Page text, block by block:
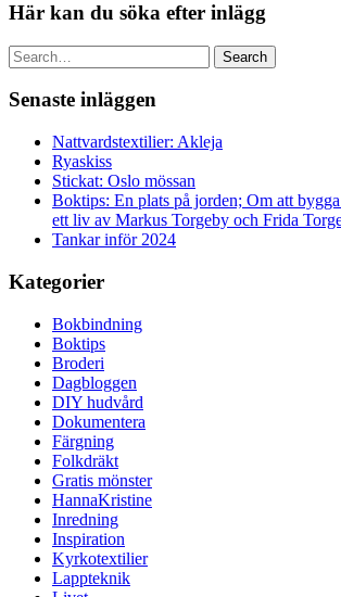
Här kan du söka efter inlägg
Search
Senaste inläggen
Nattvardstextilier: Akleja
Ryaskiss
Stickat: Oslo mössan
Boktips: En plats på jorden; Om att
ett liv av Markus Torgeby och Frida
Tankar inför 2024
Kategorier
Bokbindning
Boktips
Broderi
Dagbloggen
DIY hudvård
Dokumentera
Färgning
Folkdräkt
Gratis mönster
HannaKristine
Inredning
Inspiration
Kyrkotextilier
Lappteknik